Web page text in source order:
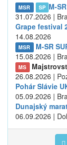
MSR SP M-
31.07.2026 |
Grape festival
14.08.2026
MSR
M-SR
15.08.2026 |
MS
26.08.2026 |
Pohár Slávie
05.09.2026 |
Dunajský
06.09.2026 |